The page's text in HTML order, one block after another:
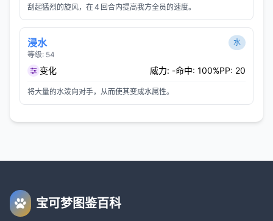
刮起猛烈的旋风，在４回合内提高我方全员的速度。
浸水
等级: 54
水
变化 威力: -命中: 100%PP: 20
将大量的水泼向对手，从而使其变成水属性。
宝可梦图鉴百科